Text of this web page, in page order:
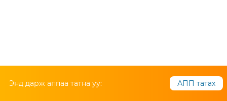
Энд дарж аппаа татна уу: АПП татах